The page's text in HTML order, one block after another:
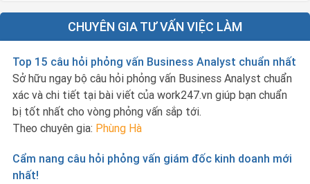
CHUYÊN GIA TƯ VẤN VIỆC LÀM
Top 15 câu hỏi phỏng vấn Business Analyst chuẩn nhất
Sở hữu ngay bộ câu hỏi phỏng vấn Business Analyst chuẩn
xác và chi tiết tại bài viết của work247.vn giúp bạn chuẩn
bị tốt nhất cho vòng phỏng vấn sắp tới.
Theo chuyên gia: Phùng Hà
Cẩm nang câu hỏi phỏng vấn giám đốc kinh doanh mới
nhất!